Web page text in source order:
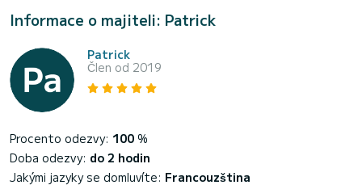
Informace o majiteli: Patrick
Patrick
Člen od 2019
Procento odezvy: 100 %
Doba odezvy: do 2 hodin
Jakými jazyky se domluvíte: Francouzština